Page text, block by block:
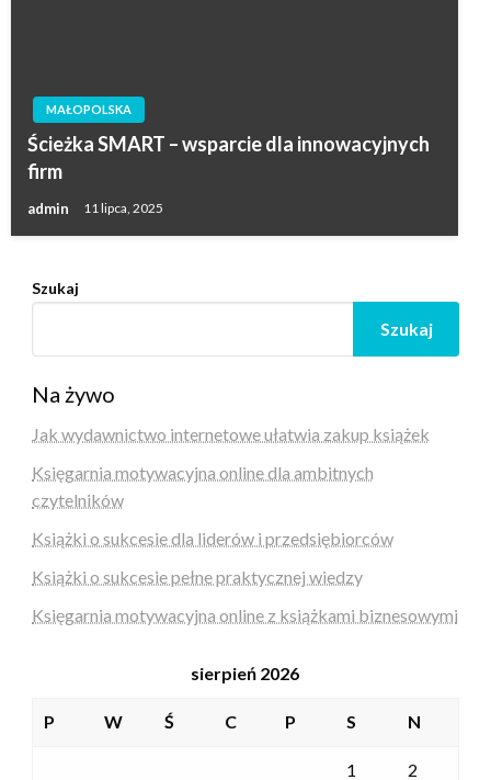
MAŁOPOLSKA
Ścieżka SMART – wsparcie dla innowacyjnych
firm
admin 11 lipca, 2025
Szukaj
Szukaj
Na żywo
Jak wydawnictwo internetowe ułatwia zakup książek
Księgarnia motywacyjna online dla ambitnych
czytelników
Książki o sukcesie dla liderów i przedsiębiorców
Książki o sukcesie pełne praktycznej wiedzy
Księgarnia motywacyjna online z książkami biznesowymi
sierpień 2026
P W Ś C P S N
1 2